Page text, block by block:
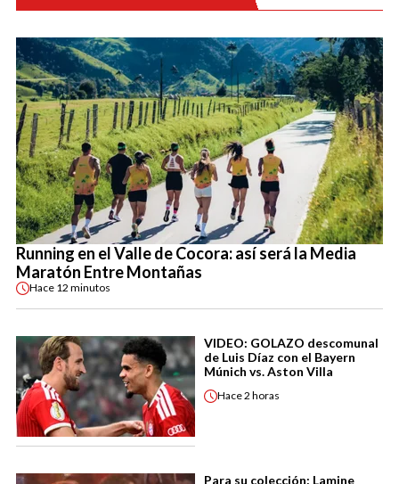
Running en el Valle de Cocora: así será la Media
Maratón Entre Montañas
Hace 12 minutos
VIDEO: GOLAZO descomunal
de Luis Díaz con el Bayern
Múnich vs. Aston Villa
Hace2 horas
Para su colección: Lamine